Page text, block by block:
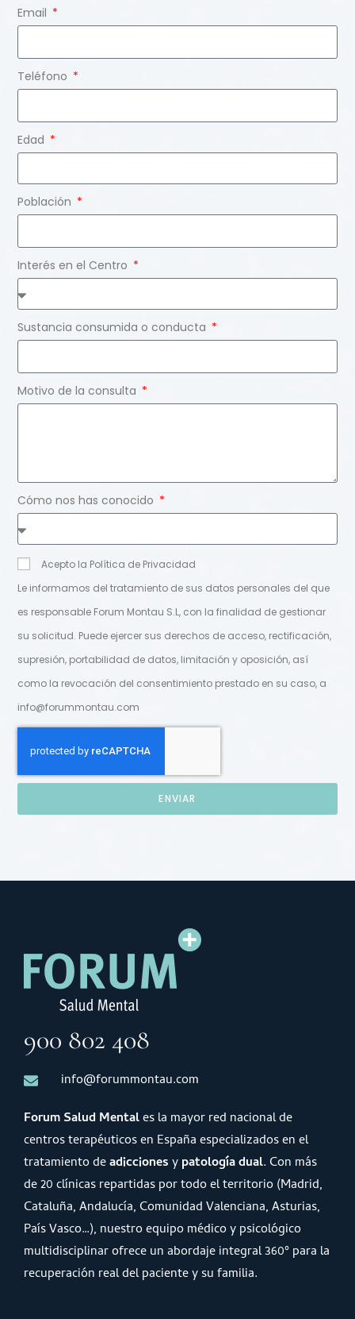
Email
Teléfono
Edad
Población
Interés en el Centro
Sustancia consumida o conducta
Motivo de la consulta
Cómo nos has conocido
Acepto la Política de Privacidad
Le informamos del tratamiento de sus datos personales del que
es responsable Forum Montau S.L, con la finalidad de gestionar
su solicitud. Puede ejercer sus derechos de acceso, rectificación,
supresión, portabilidad de datos, limitación y oposición, así
como la revocación del consentimiento prestado en su caso, a
info@forummontau.com
ENVIAR
900 802 408
info@forummontau.com
Forum Salud Mentales la mayor red nacional de
centros terapéuticos en España especializados en el
tratamiento deadiccionesypatología dual. Con más
de 20 clínicas repartidas por todo el territorio (Madrid,
Cataluña, Andalucía, Comunidad Valenciana, Asturias,
País Vasco…), nuestro equipo médico y psicológico
multidisciplinar ofrece un abordaje integral 360º para la
recuperación real del paciente y su familia.